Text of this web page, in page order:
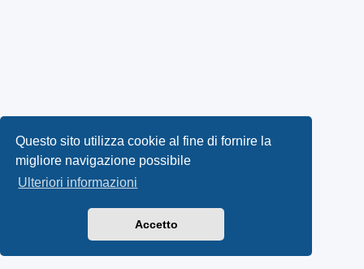
Questo sito utilizza cookie al fine di fornire la
migliore navigazione possibile
Ulteriori informazioni
Accetto